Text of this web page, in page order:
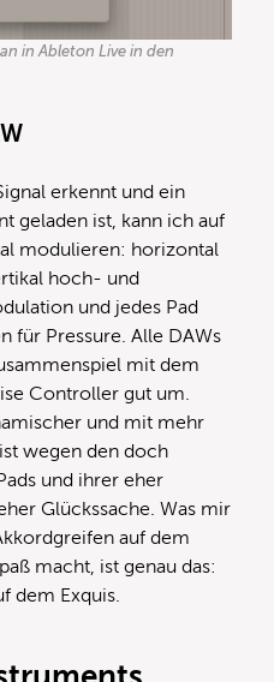
in Ableton Live in den
erkennt und ein
geladen ist, kann ich auf
modulieren: horizontal
hoch- und
und jedes Pad
für Pressure. Alle DAWs
mit dem
Controller gut um.
und mit mehr
wegen den doch
und ihrer eher
Glückssache. Was mir
auf dem
macht, ist genau das:
dem Exquis.